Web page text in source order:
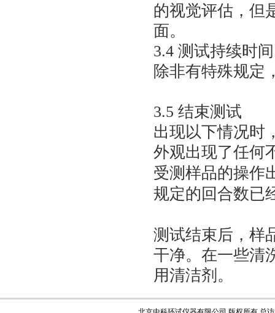
的视觉评估，但
面。
3.4 测试持续时间
除非有特殊规定
3.5 结束测试
出现以下情况时
外观出现了任何
受测样品的操作
规定的回合数已
测试结束后，样
干净。在一些清
用清洁剂。